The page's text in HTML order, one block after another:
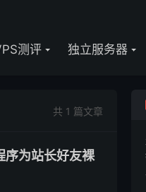
测评 独立服务器
共 1 篇文章
为站长好友裸